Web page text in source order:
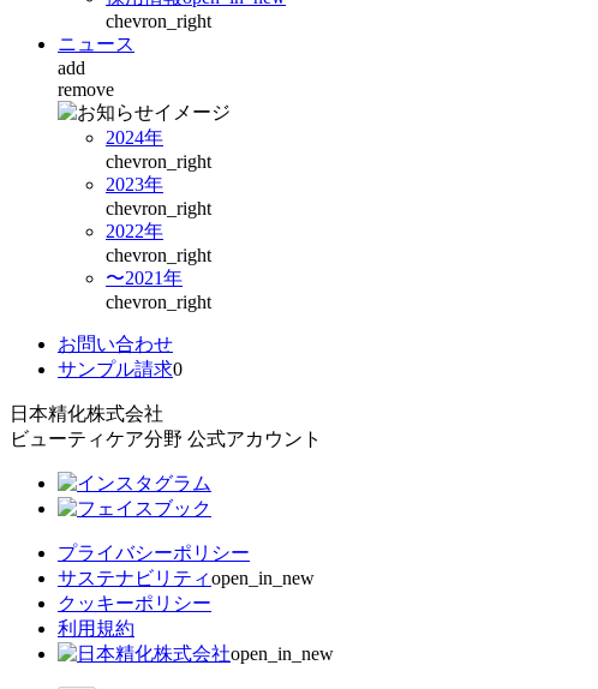
chevron_right
ニュース
add
remove
2024年
chevron_right
2023年
chevron_right
2022年
chevron_right
〜2021年
chevron_right
お問い合わせ
サンプル請求0
日本精化株式会社
ビューティケア分野 公式アカウント
プライバシーポリシー
サステナビリティopen_in_new
クッキーポリシー
利用規約
open_in_new